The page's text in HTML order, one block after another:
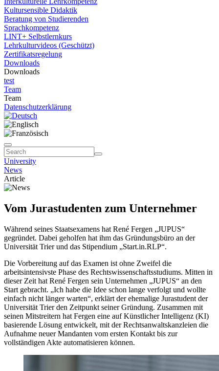
Kultursensible Didaktik
Beratung von Studierenden
Sprachkompetenz
LINT+ Selbstlernkurs
Lehrkulturvideos (Geschützt)
Zertifikatsregelung
Downloads
Downloads
test
Team
Team
Datenschutzerklärung
University
News
Article
Vom Jurastudenten zum Unternehmer
Während seines Staatsexamens hat René Fergen „JUPUS“
gegründet. Dabei geholfen hat ihm das Gründungsbüro an der
Universität Trier und das Stipendium „Start.in.RLP“.
Die Vorbereitung auf das Examen ist ohne Zweifel die
arbeitsintensivste Phase des Rechtswissenschaftsstudiums. Mitten in
dieser Zeit hat René Fergen sein Unternehmen „JUPUS“ an den
Start gebracht. „Ich habe die Idee schon lange verfolgt und wollte
einfach nicht länger warten“, erklärt der ehemalige Jurastudent der
Universität Trier den Zeitpunkt seiner Gründung. Zusammen mit
seinen Mitstreitern hat Fergen eine auf Künstlicher Intelligenz (KI)
basierende Lösung entwickelt, mit der Rechtsanwaltskanzleien die
Aufnahme neuer Mandanten vom ersten Kontakt bis zur
vollständigen Akte automatisieren können.